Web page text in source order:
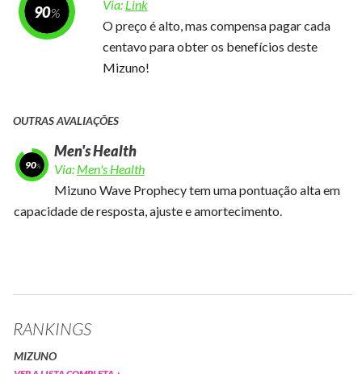
90 Via: Link
O preço é alto, mas compensa pagar cada
centavo para obter os benefícios deste
Mizuno!
OUTRAS AVALIAÇÕES
90
Men's Health
Via: Men's Health
Mizuno Wave Prophecy tem uma pontuação alta em
capacidade de resposta, ajuste e amortecimento.
RANKINGS
MIZUNO